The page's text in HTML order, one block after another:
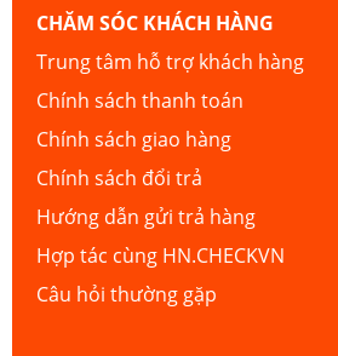
CHĂM SÓC KHÁCH HÀNG
Trung tâm hỗ trợ khách hàng
Chính sách thanh toán
Chính sách giao hàng
Chính sách đổi trả
Hướng dẫn gửi trả hàng
Hợp tác cùng HN.CHECKVN
Câu hỏi thường gặp